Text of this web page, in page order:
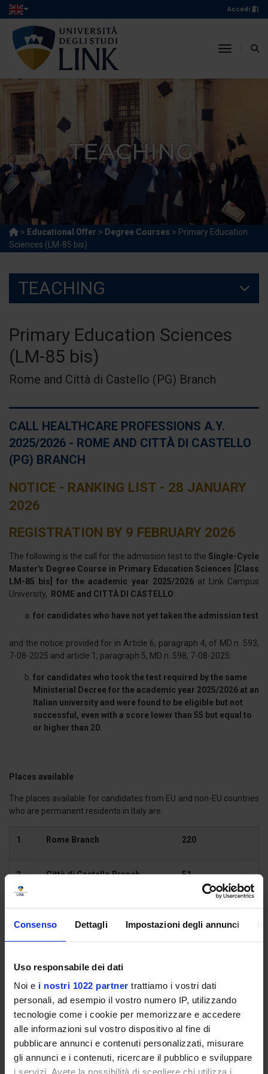
Consenso Dettagli Impostazioni degli annunci
Uso responsabile dei dati
Noi e i nostri 1022 partner trattiamo i vostri dati
personali, ad esempio il vostro numero IP, utilizzando
tecnologie come i cookie per memorizzare e accedere
alle informazioni sul vostro dispositivo al fine di
pubblicare annunci e contenuti personalizzati, misurare
gli annunci e i contenuti, ricercare il pubblico e sviluppare
i servizi. Avete la possibilità di scegliere chi utilizza i
Accedi
toggle
TEACHING
> Educational Offer > Degree Courses > Primary Education
Sciences (LM-85 bis)
TEACHING
Primary Education Sciences
(LM-85 bis)
Rome and Città di Castello (PG) Branch
CALL HEALTHCARE PROFESSIONS A.Y.
2025/2026 - ROME AND CITTÀ DI CASTELLO
(PG) BRANCH
NOTICE - RANKING LIST - 28 JANUARY
2026
REGISTRATION BY 9 FEBRUARY 2026
The following is the call for the admission test to the Single-Cycle
Master's Degree Course in Primary Education Sciences [Class
LM-85 bis] for the academic year 2025/2026 at Link Campus
University,
ROME and CITTÀ DI CASTELLO:
for candidates who have not yet taken the admission test
and the notice provided for in Article 6, paragraph 4, of MD n. 593,
7-08-2025 and article 1, paragraph 5, MD n. 598, 7-08-2025:
for candidates who took the test required by the same
Ministerial Decree for the academic year 2025/2026 at an
Italian university and were found to be eligible but not
successful, even with a score lower than 55 but equal to
or higher than 20.
Places available
The places available for candidates from EU and non-EU countries
who are permanent residents in Italy are:
1 Rome Branch 220
2 Città di Castello Branch 51
been deemed eligible but not successful, even with a score lower
than 55 but equal to or higher than 20.
CALL
ATTACHMENT B